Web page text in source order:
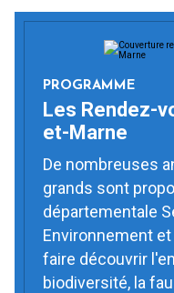
PROGRAMME
Les Rendez-
et-Marne
De nombreuses
grands sont
départementale
Environnement
faire découvrir
biodiversité, la